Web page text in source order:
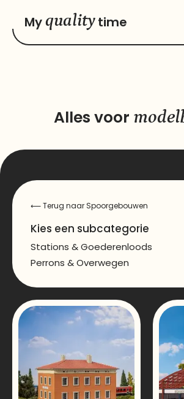
Myquality time
Alles voor
⟵Terug naar Spoorgebouwen
Kies een subcategorie
Stations & Goederenloods
Perrons & Overwegen